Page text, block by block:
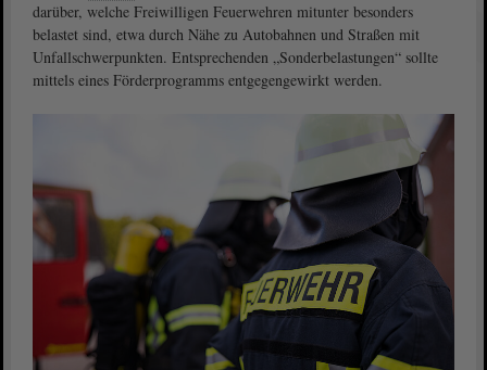
darüber, welche Freiwilligen Feuerwehren mitunter besonders
belastet sind, etwa durch Nähe zu Autobahnen und Straßen mit
Unfallschwerpunkten. Entsprechenden „Sonderbelastungen“ sollte
mittels eines Förderprogramms entgegengewirkt werden.